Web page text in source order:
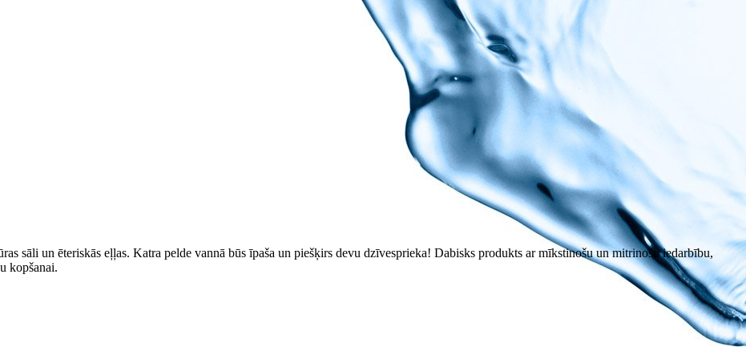
sāli un ēteriskās eļļas. Katra pelde vannā būs īpaša un piešķirs devu dzīvesprieka! Dabisks produkts ar mīkstinošu un mitrinošu iedarbību,
kopšanai.